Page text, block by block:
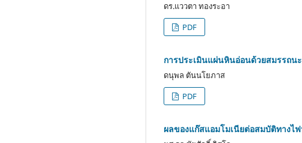
ดร.แววตา ทองระอา
PDF
การประเมินแผ่นหินอ่อนด้วยสมรรถน
ดนุพล ตันนโยภาส
PDF
ผลของแก๊สแอมโมเนียต่อสมบัติทาง